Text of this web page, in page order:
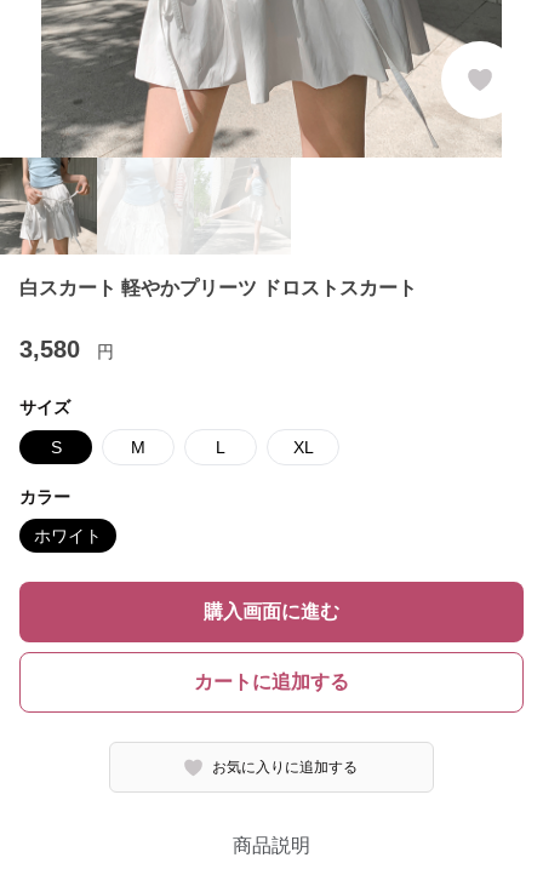
白スカート 軽やかプリーツ ドロストスカート
3,580 円
サイズ
S M L XL
カラー
ホワイト
購入画面に進む
カートに追加する
お気に入りに追加する
商品説明